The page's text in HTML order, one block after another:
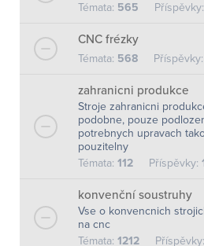
Témata: 565 Příspěvky:
CNC frézky
Témata: 568 Příspěvky:
zahranicni produkce
Stroje zahranicni
podobne, pouze
potrebnych upravach
pouzitelny
Témata: 112 Příspěvky:
konvenční soustruhy
Vse o konvencnich
na cnc
Témata: 1212 Příspěvky: